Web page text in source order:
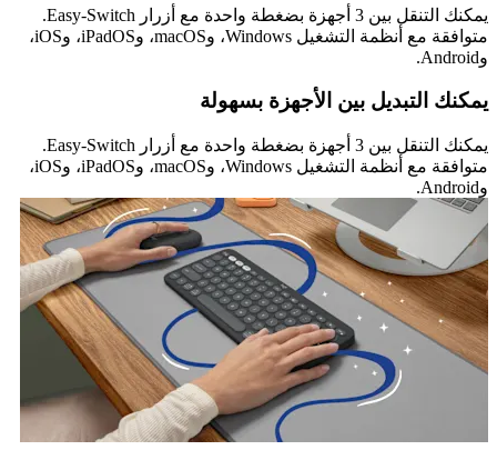
يمكنك التنقل بين 3 أجهزة بضغطة واحدة مع أزرار Easy-Switch.
متوافقة مع أنظمة التشغيل Windows، وmacOS، وiPadOS، وiOS،
وAndroid.
يمكنك التبديل بين الأجهزة بسهولة
يمكنك التنقل بين 3 أجهزة بضغطة واحدة مع أزرار Easy-Switch.
متوافقة مع أنظمة التشغيل Windows، وmacOS، وiPadOS، وiOS،
وAndroid.